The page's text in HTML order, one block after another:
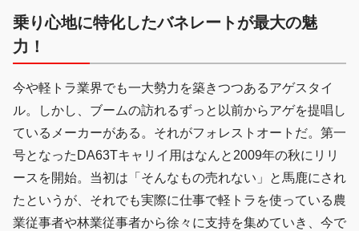
乗り心地に特化したバネレートが最大の魅
力 ！
今や軽トラ業界でも一大勢力を築きつつあるアゲスタイ
ル。しかし、ブームの訪れるずっと以前からアゲを提唱し
ているメーカーがある。それがフォレストオートだ。第一
号となったDA63Tキャリイ用はなんと2009年の秋にリリ
ースを開始。当初は「そんなもの売れない」と馬鹿にされ
たというが、それでも実際に仕事で軽トラを使っている農
業従事者や林業従事者から徐々に支持を集めていき、今で